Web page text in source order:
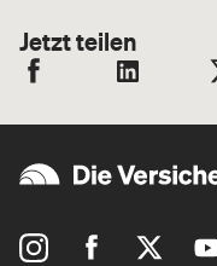
Jetzt teilen